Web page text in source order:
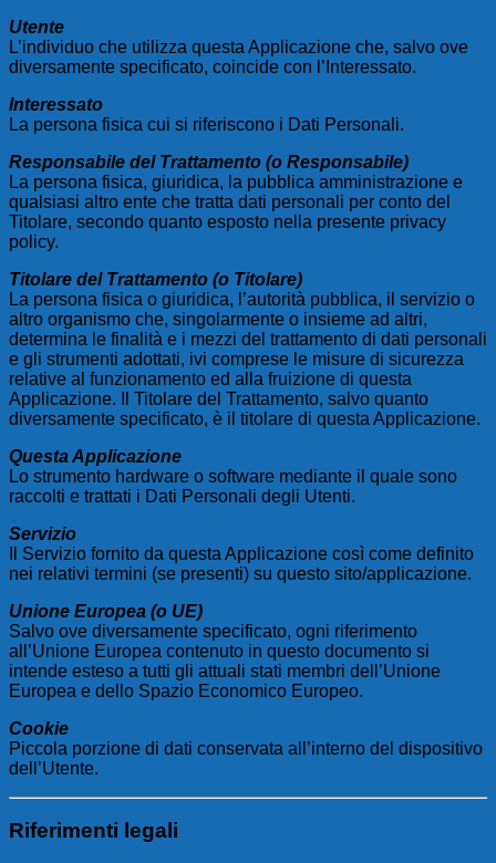
Utente
L’individuo che utilizza questa Applicazione che, salvo ove
diversamente specificato, coincide con l’Interessato.
Interessato
La persona fisica cui si riferiscono i Dati Personali.
Responsabile del Trattamento (o Responsabile)
La persona fisica, giuridica, la pubblica amministrazione e
qualsiasi altro ente che tratta dati personali per conto del
Titolare, secondo quanto esposto nella presente privacy
policy.
Titolare del Trattamento (o Titolare)
La persona fisica o giuridica, l’autorità pubblica, il servizio o
altro organismo che, singolarmente o insieme ad altri,
determina le finalità e i mezzi del trattamento di dati personali
e gli strumenti adottati, ivi comprese le misure di sicurezza
relative al funzionamento ed alla fruizione di questa
Applicazione. Il Titolare del Trattamento, salvo quanto
diversamente specificato, è il titolare di questa Applicazione.
Questa Applicazione
Lo strumento hardware o software mediante il quale sono
raccolti e trattati i Dati Personali degli Utenti.
Servizio
Il Servizio fornito da questa Applicazione così come definito
nei relativi termini (se presenti) su questo sito/applicazione.
Unione Europea (o UE)
Salvo ove diversamente specificato, ogni riferimento
all’Unione Europea contenuto in questo documento si
intende esteso a tutti gli attuali stati membri dell’Unione
Europea e dello Spazio Economico Europeo.
Cookie
Piccola porzione di dati conservata all’interno del dispositivo
dell’Utente.
Riferimenti legali